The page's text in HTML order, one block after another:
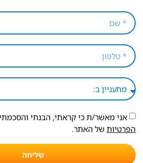
אני מאשר/ת כי קראתי, הבנתי
הפרטיות של האתר.
שליחה